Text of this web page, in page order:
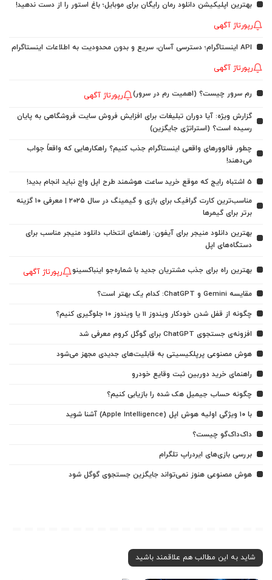
بهترین اپلیکیشن دانلود رمان رایگان برای موبایل؛ باغ استور را از دست ندهید!
رپورتاژ آگهی
API اینستاگرام؛ دسترسی آسان، سریع و بدون محدودیت به اطلاعات اینستاگرام
رپورتاژ آگهی
رم سرور چیست؟ (اهمیت رم در سرور) رپورتاژ آگهی
گزارش ویژه: آیا دوران تبلیغات برای افزایش فروش سایت فروشگاهی به پایان
رسیده است؟ (استراتژی جایگزین)
چطور فالوورهای واقعی اینستاگرام جذب کنیم؟ راهکارهایی که واقعاً جواب
می‌دهند!
5 اشتباه رایج که موقع خرید ساعت هوشمند طرح اپل واچ نباید انجام بدید!
مناسب‌ترین کارت گرافیک برای بازی و گیمینگ در سال ۲۰۲۵ | معرفی ۱۰ گزینه
برتر برای گیمرها
بهترین دانلود منیجر برای آیفون: راهنمای انتخاب دانلود منیجر مناسب برای
دستگاه‌های اپل
بهترین راه برای جذب مشتریان جدید با شماره‌جو اینباکسینو رپورتاژ آگهی
مقایسه Gemini و ChatGPT: کدام یک بهتر است؟
چگونه از قفل شدن خودکار ویندوز 11 یا ویندوز 10 جلوگیری کنیم؟
افزونه‌ی جستجوی ChatGPT برای گوگل کروم معرفی شد
هوش مصنوعی پرپلکیسیتی به قابلیت‌های جدیدی مجهز می‌شود
راهنمای خرید دوربین ثبت وقایع خودرو
چگونه حساب جیمیل هک شده را بازیابی کنیم؟
با ۱۰ ویژگی اولیه هوش اپل (Apple Intelligence) آشنا شوید
داک‌داک‌گو چیست؟
بررسی بازی‌های ایردراپ تلگرام
هوش مصنوعی هنوز نمی‌تواند جایگزین جستجوی گوگل شود
شاید به این مطالب هم علاقمند باشید